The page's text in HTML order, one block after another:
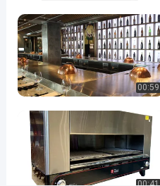
틸
소
재
전기
테프
퍼니
아키
그릴
05-24
의견
00:59
00:41